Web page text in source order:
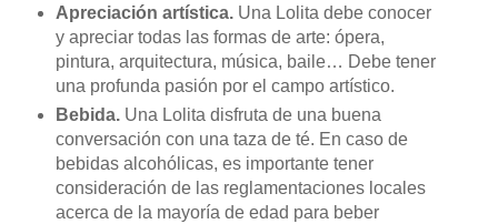
Apreciación artística. Una Lolita debe conocer
y apreciar todas las formas de arte: ópera,
pintura, arquitectura, música, baile… Debe tener
una profunda pasión por el campo artístico.
Bebida.Una Lolita disfruta de una buena
conversación con una taza de té. En caso de
bebidas alcohólicas, es importante tener
consideración de las reglamentaciones locales
acerca de la mayoría de edad para beber